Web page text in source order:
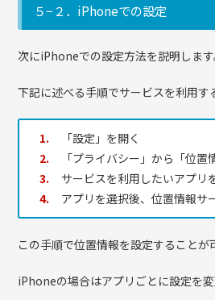
５−２．iPhoneでの設定
次にiPhoneでの設定方法を説明します
下記に述べる手順でサービスを利用す
「設定」を開く
「プライバシー」から「位
サービスを利用したいアプリ
アプリを選択後、位置情報サ
この手順で位置情報を設定することが
iPhoneの場合はアプリごとに設定を変